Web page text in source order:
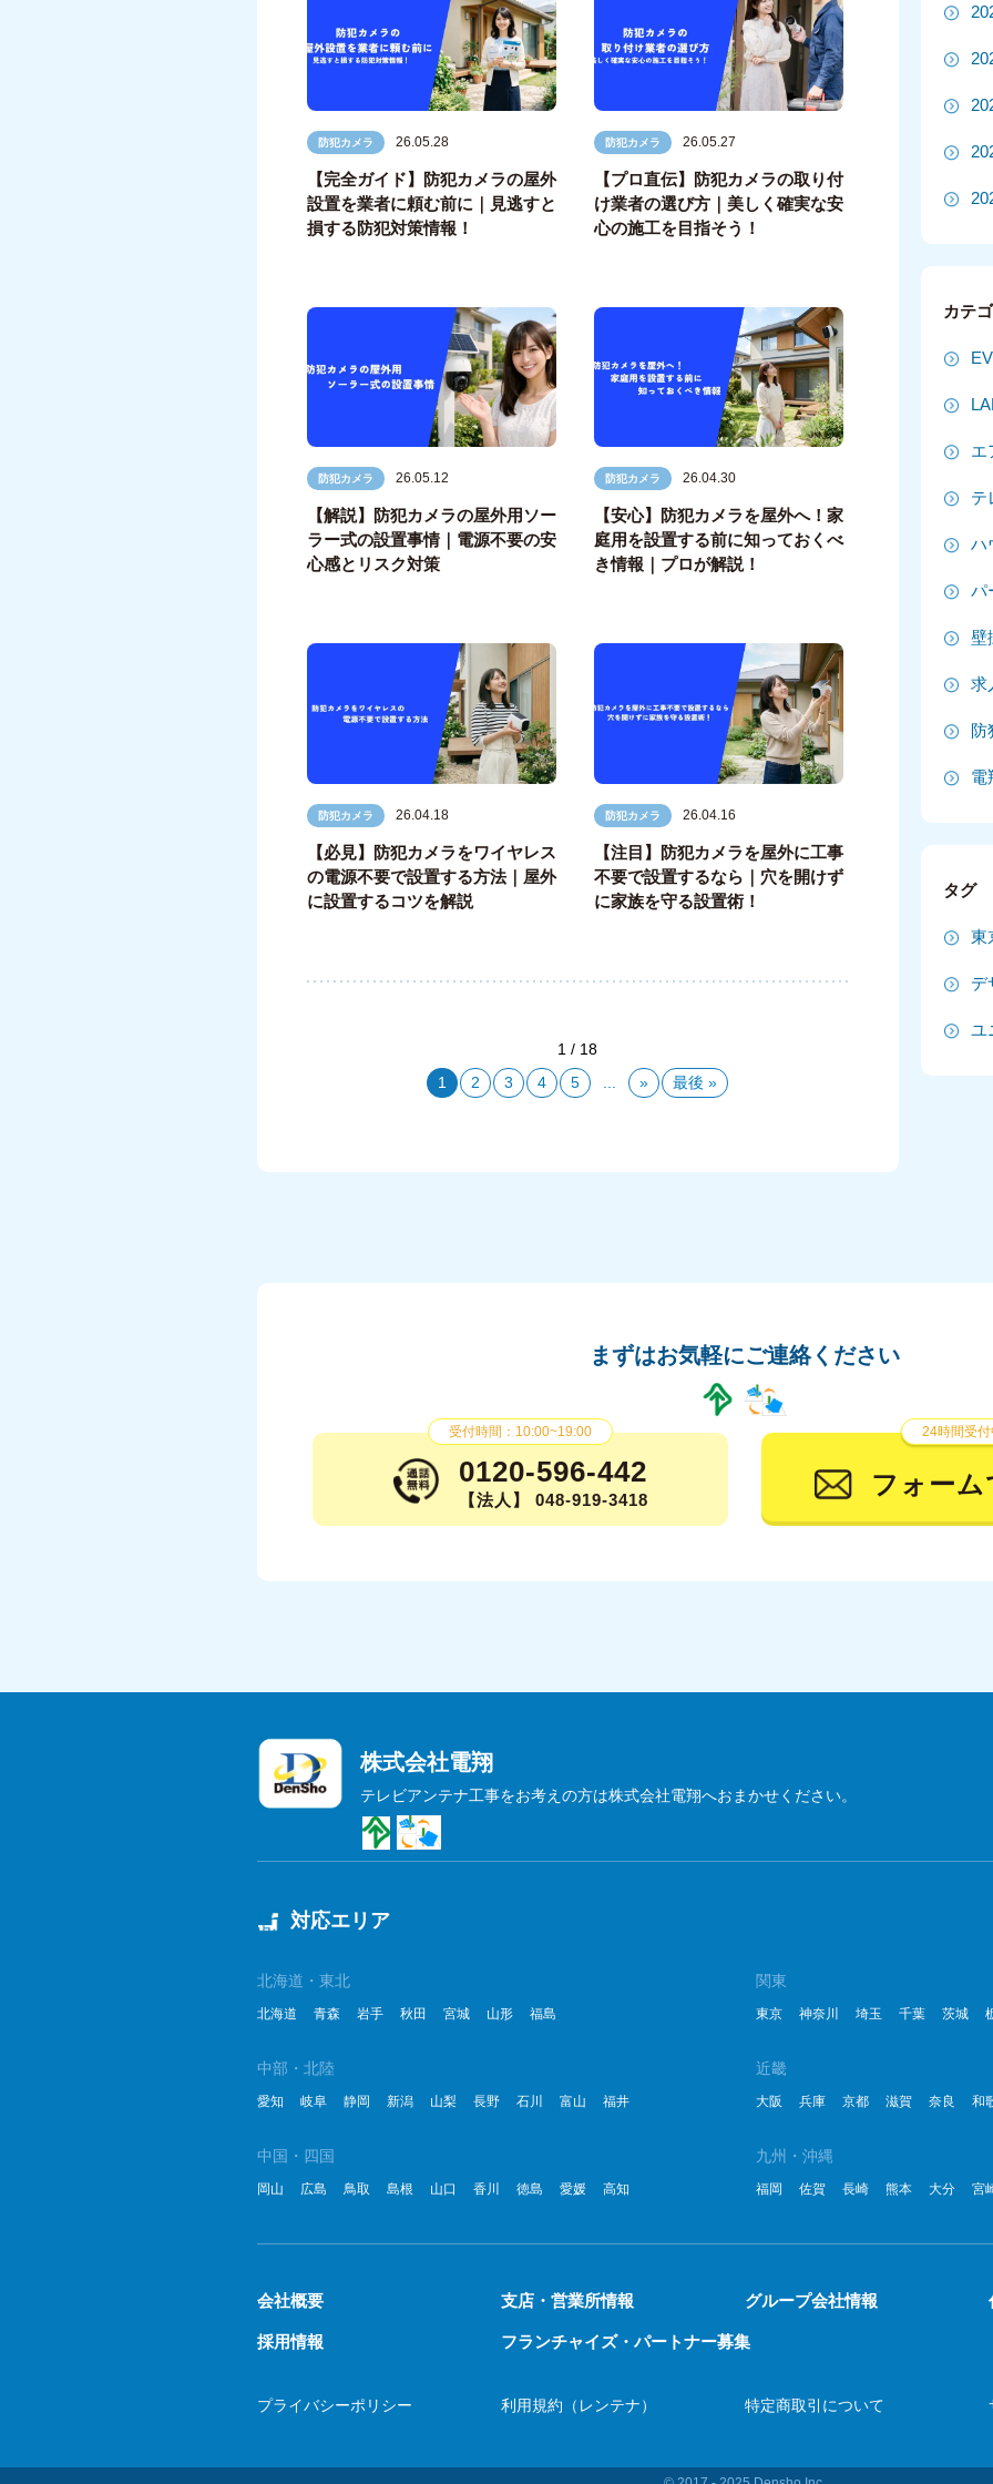
防犯カメラ 26.05.28
【完全ガイド】防犯カメラの屋外
設置を業者に頼む前に｜見逃すと
損する防犯対策情報！
防犯カメラ 26.05.27
【プロ直伝】防犯カメラの取り付
け業者の選び方｜美しく確実な安
心の施工を目指そう！
防犯カメラ 26.05.12
【解説】防犯カメラの屋外用ソー
ラー式の設置事情｜電源不要の安
心感とリスク対策
防犯カメラ 26.04.30
【安心】防犯カメラを屋外へ！家
庭用を設置する前に知っておくべ
き情報｜プロが解説！
防犯カメラ 26.04.18
【必見】防犯カメラをワイヤレス
の電源不要で設置する方法｜屋外
に設置するコツを解説
防犯カメラ 26.04.16
【注目】防犯カメラを屋外に工事
不要で設置するなら｜穴を開けず
に家族を守る設置術！
1 / 18
1
2 3 4 5 » 最後 »
カテ
エ
テ
ハ
パ
壁
求
防
電
タグ
東
デ
ユ
まずはお気軽にご連絡ください
受付時間：10:00~19:00
0120-596-442
【法人】 048-919-3418
24時間受付
フォーム
株式会社電翔
テレビアンテナ工事をお考えの方は株式会社電翔へおまかせください。
対応エリア
北海道・東北
北海道 青森 岩手 秋田 宮城 山形 福島
関東
東京 神奈川 埼玉 千葉 茨城
中部・北陸
愛知 岐阜 静岡 新潟 山梨 長野 石川 富山 福井
近畿
大阪 兵庫 京都 滋賀 奈良 和
中国・四国
岡山 広島 鳥取 島根 山口 香川 徳島 愛媛 高知
九州・沖縄
福岡 佐賀 長崎 熊本 大分 宮
会社概要 支店・営業所情報 グループ会社情報
採用情報 フランチャイズ・パートナー募集
プライバシーポリシー 利用規約（レンテナ） 特定商取引について